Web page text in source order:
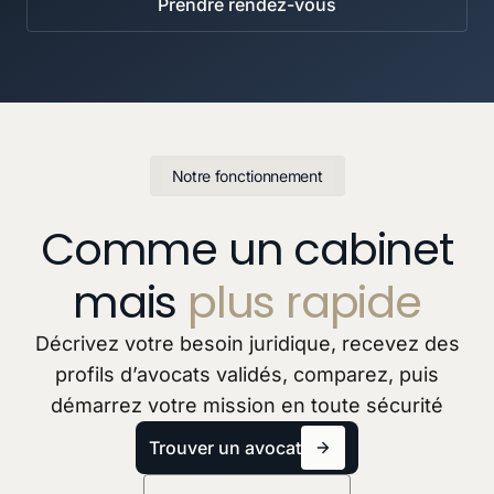
Notre fonctionnement
Comme un cabinet
mais plus rapide
Décrivez votre besoin juridique, recevez des
profils d’avocats validés, comparez, puis
démarrez votre mission en toute sécurité
Trouver un avocat